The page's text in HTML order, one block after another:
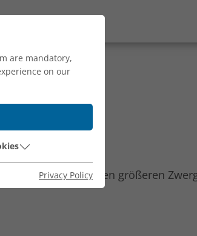
quält jeden größeren
are mandatory,
on our
Privacy Policy